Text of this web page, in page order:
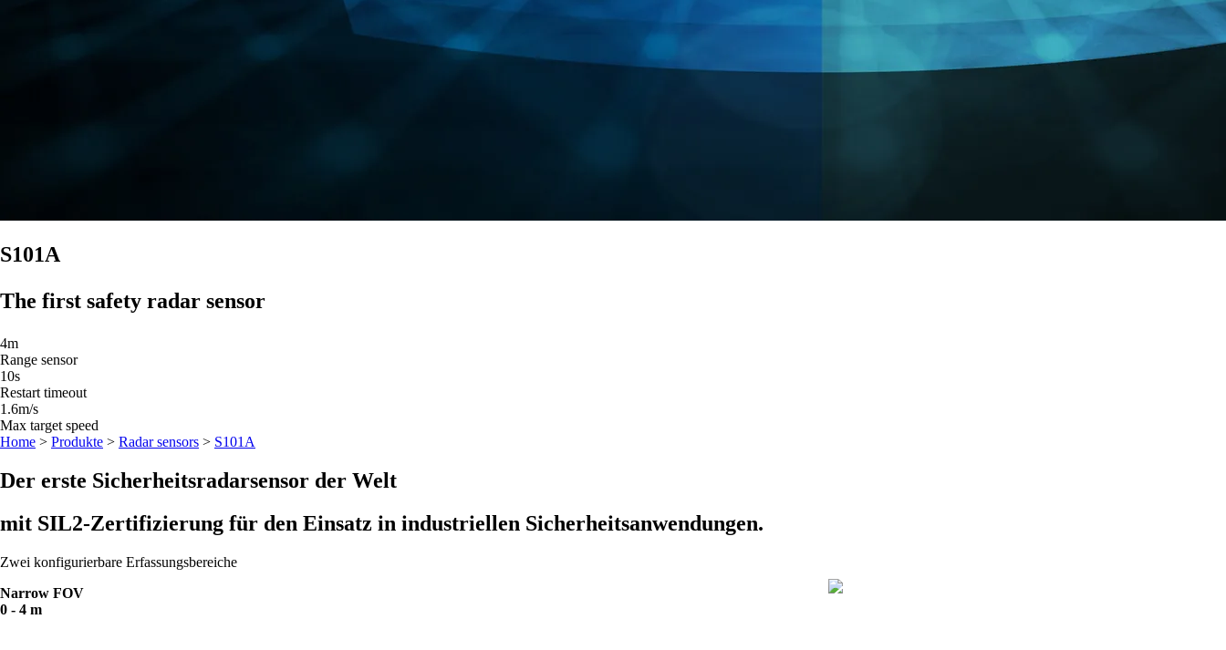
S101A
The first safety radar sensor
4m
Range sensor
10s
Restart timeout
1.6m/s
Max target speed
Home > Produkte > Radar sensors > S101A
Der erste Sicherheitsradarsensor der Welt
mit SIL2-Zertifizierung für den Einsatz in industriellen Sicherheitsanwendungen.
Zwei konfigurierbare Erfassungsbereiche
Narrow FOV
0 - 4 m